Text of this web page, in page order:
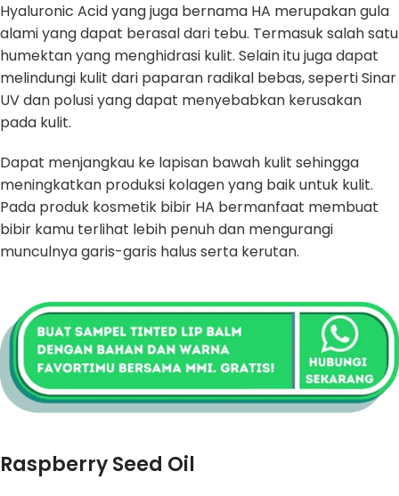
Hyaluronic Acid yang juga bernama HA merupakan gula
alami yang dapat berasal dari tebu. Termasuk salah satu
humektan yang menghidrasi kulit. Selain itu juga dapat
melindungi kulit dari paparan radikal bebas, seperti Sinar
UV dan polusi yang dapat menyebabkan kerusakan
pada kulit.
Dapat menjangkau ke lapisan bawah kulit sehingga
meningkatkan produksi kolagen yang baik untuk kulit.
Pada produk kosmetik bibir HA bermanfaat membuat
bibir kamu terlihat lebih penuh dan mengurangi
munculnya garis-garis halus serta kerutan.
Raspberry Seed Oil